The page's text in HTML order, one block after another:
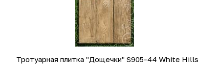
Тротуарная плитка "Дощечки" S905-44 White Hills